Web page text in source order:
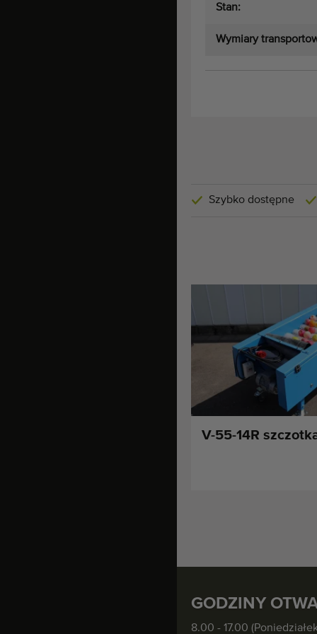
Stan:
Wymiary
Szybko dostępne
V-55-14R
GODZINY
8.00 - 17.00